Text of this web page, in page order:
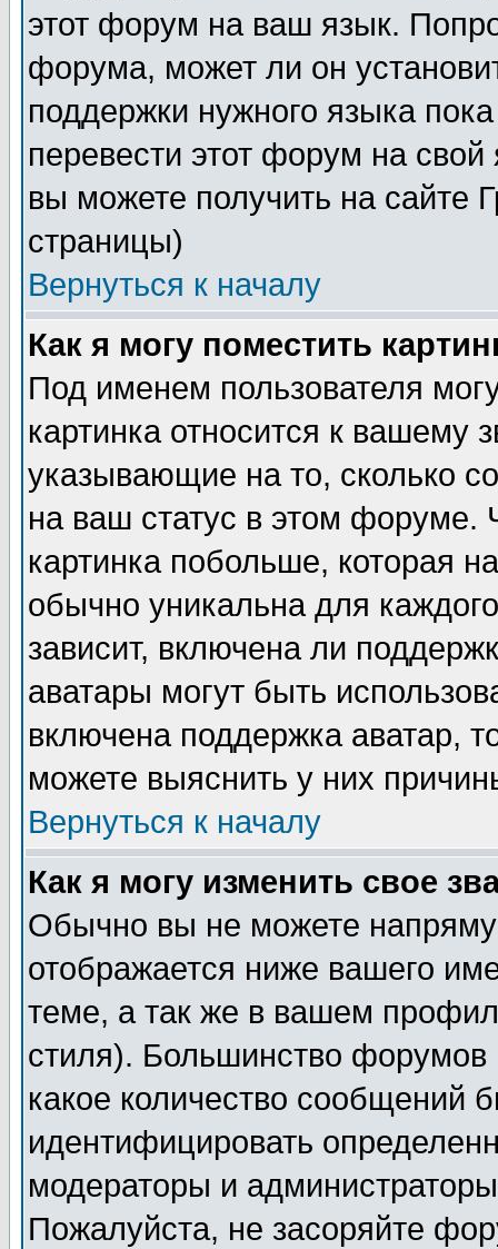
этот форум на ваш язык.
форума, может ли он
поддержки нужного языка
перевести этот форум на
вы можете получить на сайте
страницы)
Вернуться к началу
Как я могу поместить
Под именем пользователя
картинка относится к вашему
указывающие на то, сколько
на ваш статус в этом форуме.
картинка побольше, которая
обычно уникальна для
зависит, включена ли
аватары могут быть
включена поддержка аватар,
можете выяснить у них
Вернуться к началу
Как я могу изменить свое
Обычно вы не можете
отображается ниже вашего
теме, а так же в вашем
стиля). Большинство форумов
какое количество сообщений
идентифицировать
модераторы и
Пожалуйста, не засоряйте